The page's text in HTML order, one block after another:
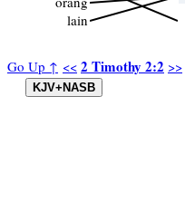
Go Up ↑ << 2 Timothy 2:2 >>
lain